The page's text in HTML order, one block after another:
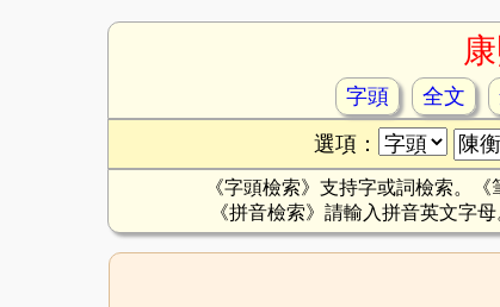
字頭 全文
選項：
《字頭檢索》支持字或詞檢索。
《拼音檢索》請輸入拼音英文字